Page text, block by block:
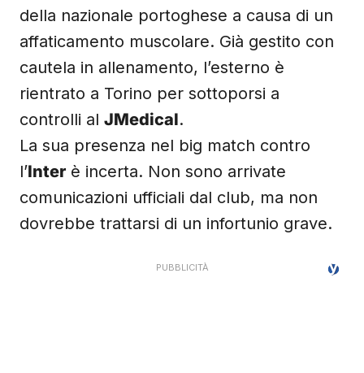
della nazionale portoghese a causa di un
affaticamento muscolare. Già gestito con
cautela in allenamento, l’esterno è
rientrato a Torino per sottoporsi a
controlli al JMedical.
La sua presenza nel big match contro
l’Inter è incerta. Non sono arrivate
comunicazioni ufficiali dal club, ma non
dovrebbe trattarsi di un infortunio grave.